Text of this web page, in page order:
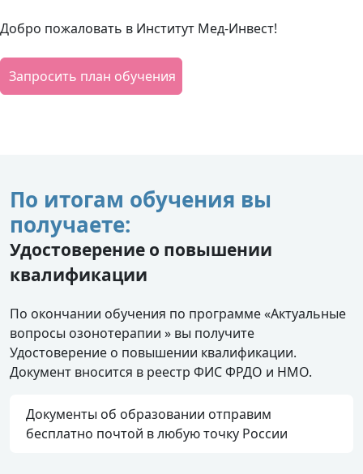
Добро пожаловать в Институт Мед-Инвест!
Запросить план обучения
По итогам обучения вы
получаете:
Удостоверение о повышении
квалификации
По окончании обучения по программе «Актуальные
вопросы озонотерапии » вы получите
Удостоверение о повышении квалификации.
Документ вносится в реестр ФИС ФРДО и НМО.
Документы об образовании отправим
бесплатно почтой в любую точку России